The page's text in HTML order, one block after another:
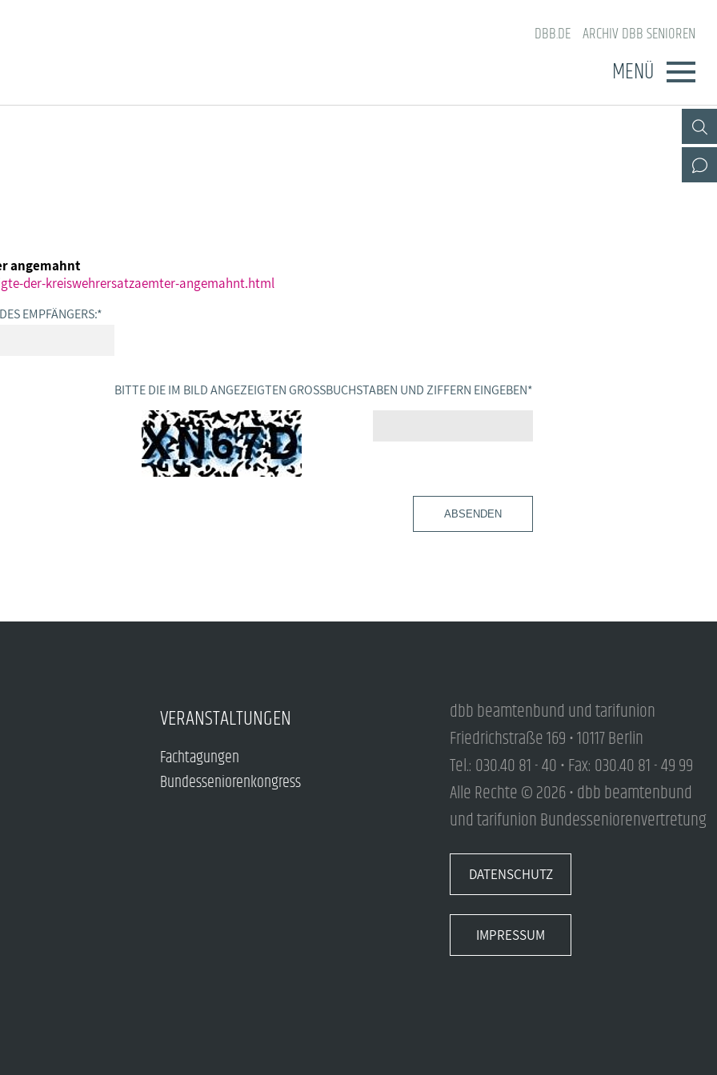
DBB.DE ARCHIV DBB SENIOREN
MENÜ
Geschäftsführung
Bundesseniorenkongress
angemahnt
der-kreiswehrersatzaemter-angemahnt.html
EMPFÄNGERS:*
BITTE DIE IM BILD ANGEZEIGTEN GROSSBUCHSTABEN UND ZIFFERN EINGEBEN *
ABSENDEN
VERANSTALTUNGEN
Fachtagungen
Bundesseniorenkongress
dbb beamtenbund und tarifunion
Friedrichstraße 169 • 10117 Berlin
Tel.: 030.40 81 - 40 • Fax: 030.40 81 - 49 99
Alle Rechte © 2026 • dbb beamtenbund
und tarifunion Bundesseniorenvertretung
DATENSCHUTZ
IMPRESSUM